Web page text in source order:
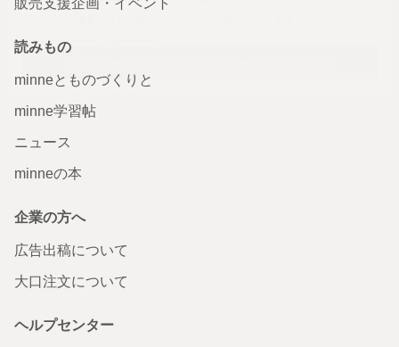
読みもの
minneとものづくりと
minne学習帖
ニュース
minneの本
企業の方へ
広告出稿について
大口注文について
ヘルプセンター